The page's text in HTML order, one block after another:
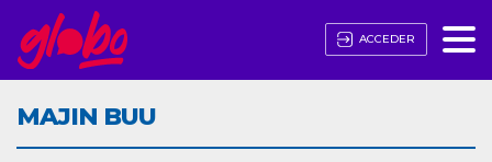
ACCEDER
MAJIN BUU